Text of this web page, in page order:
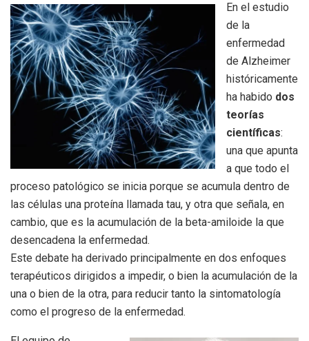
En el estudio
de la
enfermedad
de Alzheimer
históricamente
ha habido dos
teorías
científicas:
una que apunta
a que todo el
proceso patológico se inicia porque se acumula dentro de
las células una proteína llamada tau, y otra que señala, en
cambio, que es la acumulación de la beta-amiloide la que
desencadena la enfermedad.
Este debate ha derivado principalmente en dos enfoques
terapéuticos dirigidos a impedir, o bien la acumulación de la
una o bien de la otra, para reducir tanto la sintomatología
como el progreso de la enfermedad.